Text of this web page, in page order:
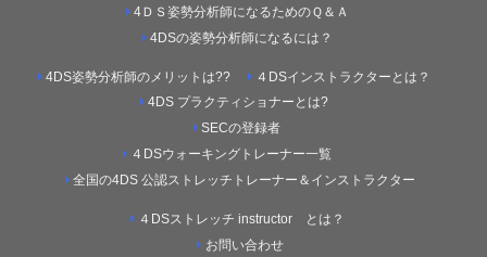
4ＤＳ姿勢分析師になるためのＱ＆Ａ
4DSの姿勢分析師になるには？
4DS姿勢分析師のメリットは??
４DSインストラクターとは？
4DS プラクティショナーとは?
SECの登録者
４DSウォーキングトレーナー一覧
全国の4DS 公認ストレッチトレーナー＆インストラクター
４DSストレッチ instructor とは？
お問い合わせ